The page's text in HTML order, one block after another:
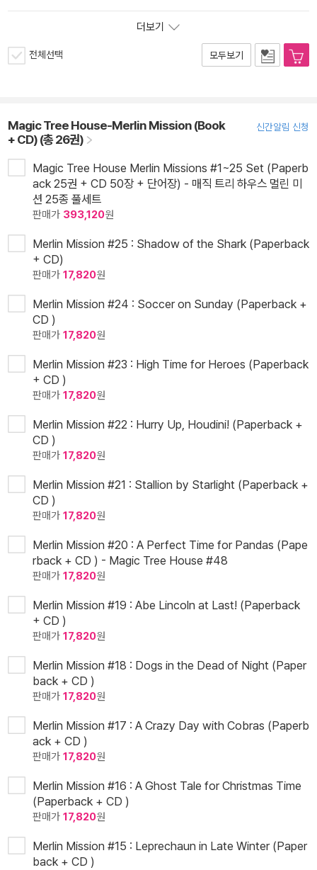
더보기
전체선택 모두보기
Magic Tree House-Merlin Mission (Book
+ CD) (총 26권)
신간알림 신청
Magic Tree House Merlin Missions #1~25 Set (Paperb
ack 25권 + CD 50장 + 단어장) - 매직 트리 하우스 멀린 미
션 25종 풀세트
판매가 393,120원
Merlin Mission #25 : Shadow of the Shark (Paperback
+ CD)
판매가 17,820원
Merlin Mission #24 : Soccer on Sunday (Paperback +
CD )
판매가 17,820원
Merlin Mission #23 : High Time for Heroes (Paperback
+ CD )
판매가 17,820원
Merlin Mission #22 : Hurry Up, Houdini! (Paperback +
CD )
판매가 17,820원
Merlin Mission #21 : Stallion by Starlight (Paperback +
CD )
판매가 17,820원
Merlin Mission #20 : A Perfect Time for Pandas (Pape
rback + CD ) - Magic Tree House #48
판매가 17,820원
Merlin Mission #19 : Abe Lincoln at Last! (Paperback
+ CD )
판매가 17,820원
Merlin Mission #18 : Dogs in the Dead of Night (Paper
back + CD )
판매가 17,820원
Merlin Mission #17 : A Crazy Day with Cobras (Paperb
ack + CD )
판매가 17,820원
Merlin Mission #16 : A Ghost Tale for Christmas Time
(Paperback + CD )
판매가 17,820원
Merlin Mission #15 : Leprechaun in Late Winter (Paper
back + CD )